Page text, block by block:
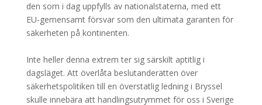
den som i dag uppfylls av nationalstaterna, med ett
EU-gemensamt försvar som den ultimata garanten för
säkerheten på kontinenten.
Inte heller denna extrem ter sig särskilt aptitlig i
dagsläget. Att överlåta beslutanderätten över
säkerhetspolitiken till en överstatlig ledning i Bryssel
skulle innebära att handlingsutrymmet för oss i Sverige